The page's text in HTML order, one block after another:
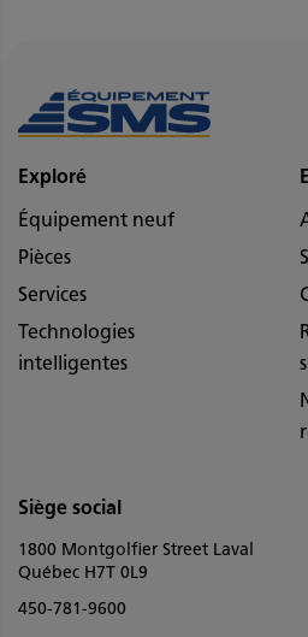
Exploré
Équipement neuf
Pièces
Services
Technologies
intelligentes
Siège social
1800 Montgolfier Street Laval
Québec H7T 0L9
450-781-9600